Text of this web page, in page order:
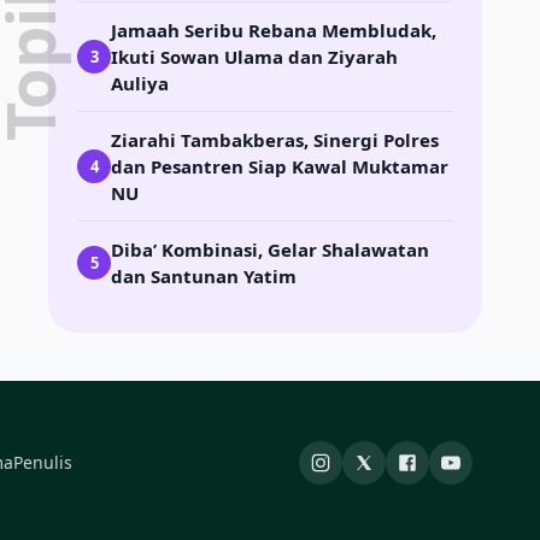
3
Jamaah Seribu Rebana Membludak,
Ikuti Sowan Ulama dan Ziyarah
Auliya
4
Ziarahi Tambakberas, Sinergi Polres
dan Pesantren Siap Kawal Muktamar
NU
5
Diba’ Kombinasi, Gelar Shalawatan
dan Santunan Yatim
Penulis Instagram
X FacebookYouTube